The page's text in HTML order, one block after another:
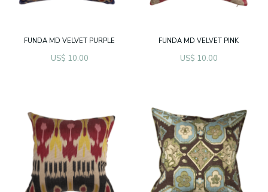
FUNDA MD VELVET PURPLE
US$ 10.00
FUNDA MD VELVET PINK
US$ 10.00